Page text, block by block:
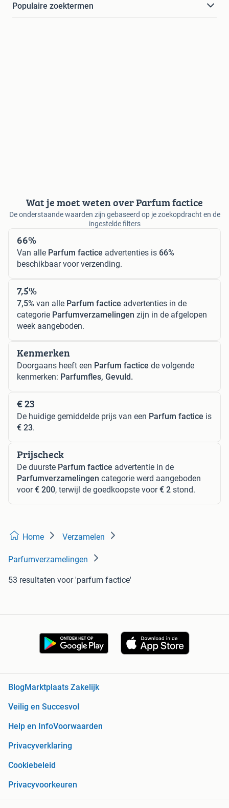
Populaire zoektermen
Wat je moet weten over Parfum factice
De onderstaande waarden zijn gebaseerd op je zoekopdracht en de
ingestelde filters
66%
Van alle Parfum factice advertenties is 66%
beschikbaar voor verzending.
7,5%
7,5% van alle Parfum factice advertenties in de
categorie Parfumverzamelingen zijn in de afgelopen
week aangeboden.
Kenmerken
Doorgaans heeft een Parfum factice de volgende
kenmerken: Parfumfles, Gevuld.
€ 23
De huidige gemiddelde prijs van een Parfum factice is
€ 23.
Prijscheck
De duurste Parfum factice advertentie in de
Parfumverzamelingen categorie werd aangeboden
voor€ 200, terwijl de goedkoopste voor€ 2 stond.
Home Verzamelen
Parfumverzamelingen
53 resultaten voor 'parfum factice'
BlogMarktplaats Zakelijk
Veilig en Succesvol
Help en InfoVoorwaarden
Privacyverklaring
Cookiebeleid
Privacyvoorkeuren